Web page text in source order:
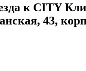
к CITY
43,